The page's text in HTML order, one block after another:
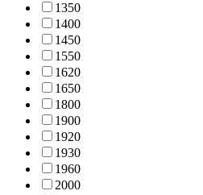
1350
1400
1450
1550
1620
1650
1800
1900
1920
1930
1960
2000